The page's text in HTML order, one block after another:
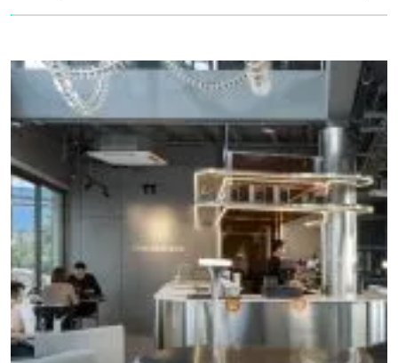
อาคารหรือทำผนังเบากั้นห้องที่ต้องการความรวดเร็ว นอกจาก
นี้ยังสามารถเก็บรอยต่อได้เรียบเนียน จึงไร้กังวลในการตกแต่ง
ผนังให้สวยดังใจ ซึ่งทำได้หลากหลายรูปแบบทั้งทาสี เพนท์
ลวดลาย กรุวอลเปเปอร์ […]
70S เน้นความเรียบง่ายและมีนวัตกรรมผสานธรรมชาติกับการ